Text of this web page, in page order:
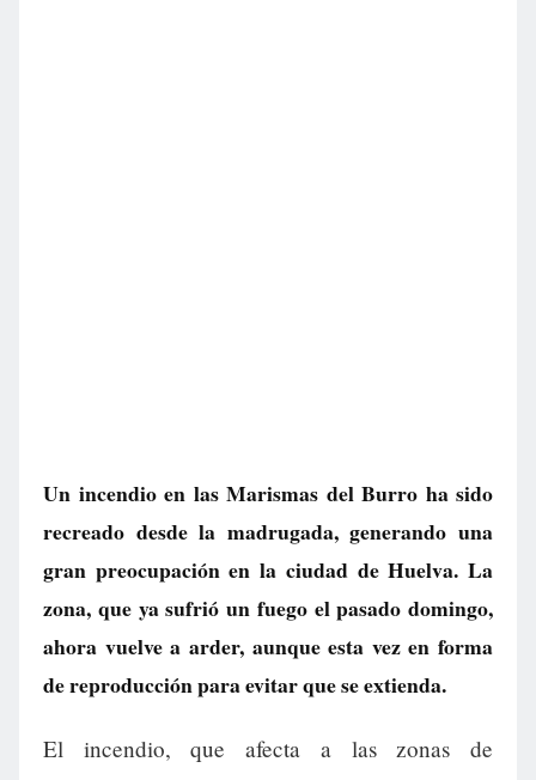
Un incendio en las Marismas del Burro ha sido
recreado desde la madrugada, generando una
gran preocupación en la ciudad de Huelva. La
zona, que ya sufrió un fuego el pasado domingo,
ahora vuelve a arder, aunque esta vez en forma
de reproducción para evitar que se extienda.
El incendio, que afecta a las zonas de